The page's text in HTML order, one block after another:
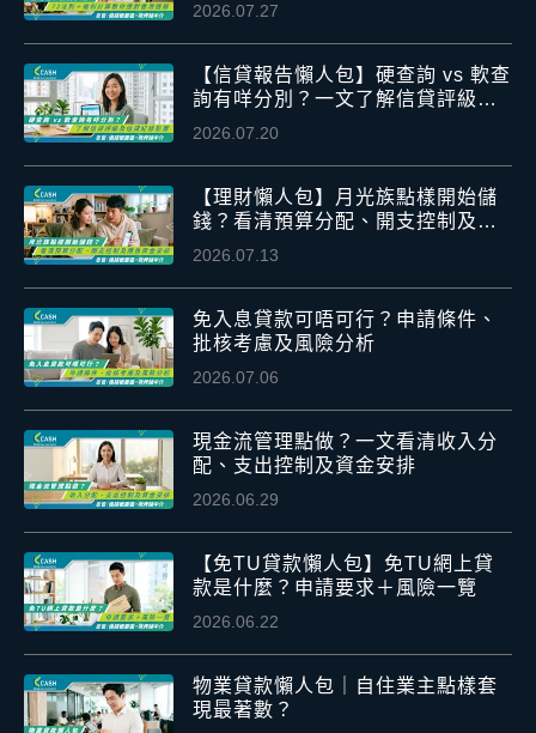
2026.07.27
【信貸報告懶人包】硬查詢 vs 軟查
詢有咩分別？一文了解信貸評級及
信貸紀錄影響
2026.07.20
【理財懶人包】月光族點樣開始儲
錢？看清預算分配、開支控制及應
急資金安排
2026.07.13
免入息貸款可唔可行？申請條件、
批核考慮及風險分析
2026.07.06
現金流管理點做？一文看清收入分
配、支出控制及資金安排
2026.06.29
【免TU貸款懶人包】免TU網上貸
款是什麼？申請要求＋風險一覽
2026.06.22
物業貸款懶人包｜自住業主點樣套
現最著數？